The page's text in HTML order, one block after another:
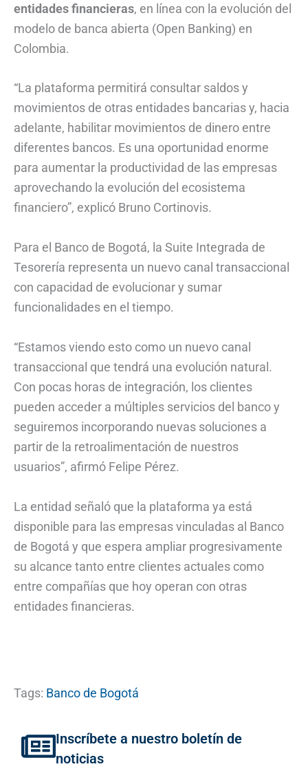
entidades financieras, en línea con la evolución del
modelo de banca abierta (Open Banking) en
Colombia.
“La plataforma permitirá consultar saldos y
movimientos de otras entidades bancarias y, hacia
adelante, habilitar movimientos de dinero entre
diferentes bancos. Es una oportunidad enorme
para aumentar la productividad de las empresas
aprovechando la evolución del ecosistema
financiero”, explicó Bruno Cortinovis.
Para el Banco de Bogotá, la Suite Integrada de
Tesorería representa un nuevo canal transaccional
con capacidad de evolucionar y sumar
funcionalidades en el tiempo.
“Estamos viendo esto como un nuevo canal
transaccional que tendrá una evolución natural.
Con pocas horas de integración, los clientes
pueden acceder a múltiples servicios del banco y
seguiremos incorporando nuevas soluciones a
partir de la retroalimentación de nuestros
usuarios”, afirmó Felipe Pérez.
La entidad señaló que la plataforma ya está
disponible para las empresas vinculadas al Banco
de Bogotá y que espera ampliar progresivamente
su alcance tanto entre clientes actuales como
entre compañías que hoy operan con otras
entidades financieras.
Tags: Banco de Bogotá
Inscríbete a nuestro boletín de
noticias